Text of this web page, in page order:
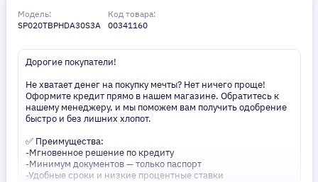
Модель:
SP020TBPHDA30S3A
Код товара:
00341160
Дорогие покупатели!
Не хватает денег на покупку мечты? Нет ничего проще!
Оформите кредит прямо в нашем магазине. Обратитесь к
нашему менеджеру, и мы поможем вам получить одобрение
быстро и без лишних хлопот.
✅ Преимущества:
-Мгновенное решение по кредиту
-Минимум документов — только паспорт
-Удобные сроки и низкие процентные ставки